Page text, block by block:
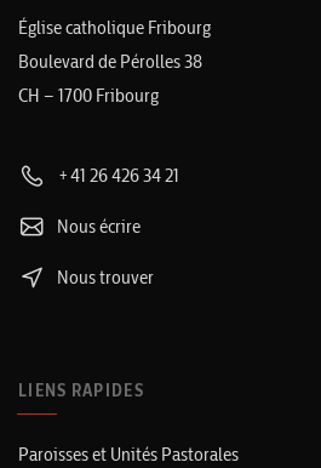
Église catholique Fribourg
Boulevard de Pérolles 38
CH – 1700 Fribourg
+41 26 426 34 21
Nous écrire
Nous trouver
LIENS RAPIDES
Paroisses et Unités Pastorales